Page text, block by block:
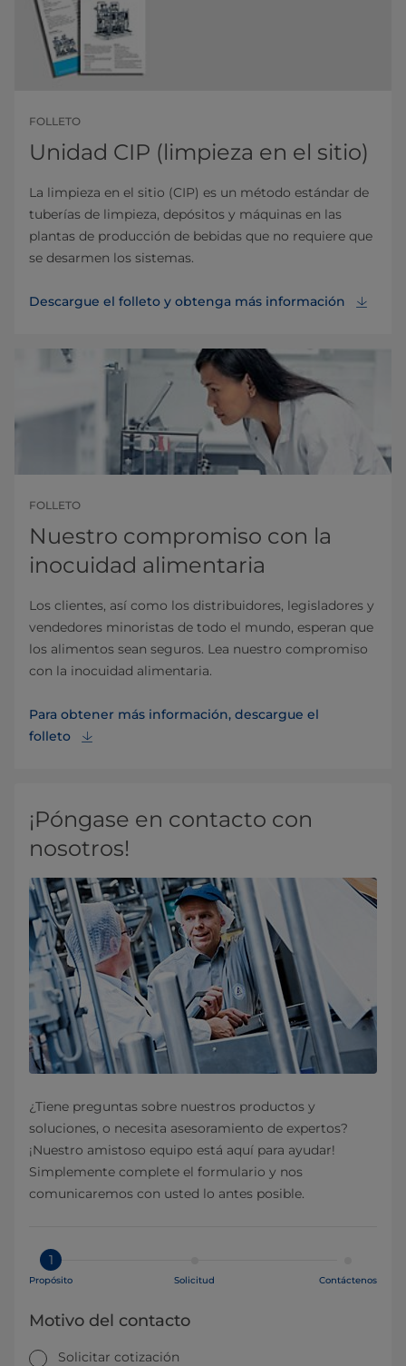
FOLLETO
Unidad CIP (limpieza en el sitio)
La limpieza en el sitio (CIP) es un método estándar de
tuberías de limpieza, depósitos y máquinas en las
plantas de producción de bebidas que no requiere que
se desarmen los sistemas.
Descargue el folleto y obtenga más información
FOLLETO
Nuestro compromiso con la
inocuidad alimentaria
Los clientes, así como los distribuidores, legisladores y
vendedores minoristas de todo el mundo, esperan que
los alimentos sean seguros. Lea nuestro compromiso
con la inocuidad alimentaria.
Para obtener más información, descargue el
folleto
¡Póngase en contacto con
nosotros!
¿Tiene preguntas sobre nuestros productos y
soluciones, o necesita asesoramiento de expertos?
¡Nuestro amistoso equipo está aquí para ayudar!
Simplemente complete el formulario y nos
comunicaremos con usted lo antes posible.
1
Propósito Solicitud Contáctenos
Motivo del contacto
Solicitar cotización